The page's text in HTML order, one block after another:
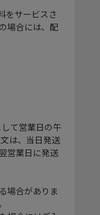
をサービスさ
場合には、配
て営業日の午
は、当日発送
営業日に発送
場合がありま